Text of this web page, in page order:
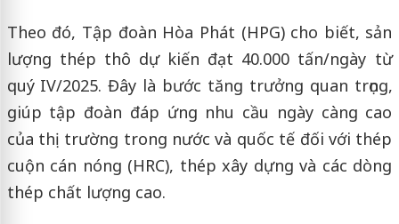
Theo đó, Tập đoàn Hòa Phát (HPG) cho biết, sản
lượng thép thô dự kiến đạt 40.000 tấn/ngày từ
quý IV/2025. Đây là bước tăng trưởng quan trọng,
giúp tập đoàn đáp ứng nhu cầu ngày càng cao
của thị trường trong nước và quốc tế đối với thép
cuộn cán nóng (HRC), thép xây dựng và các dòng
thép chất lượng cao.